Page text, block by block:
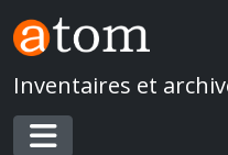
Skip to main content
Inventaires et